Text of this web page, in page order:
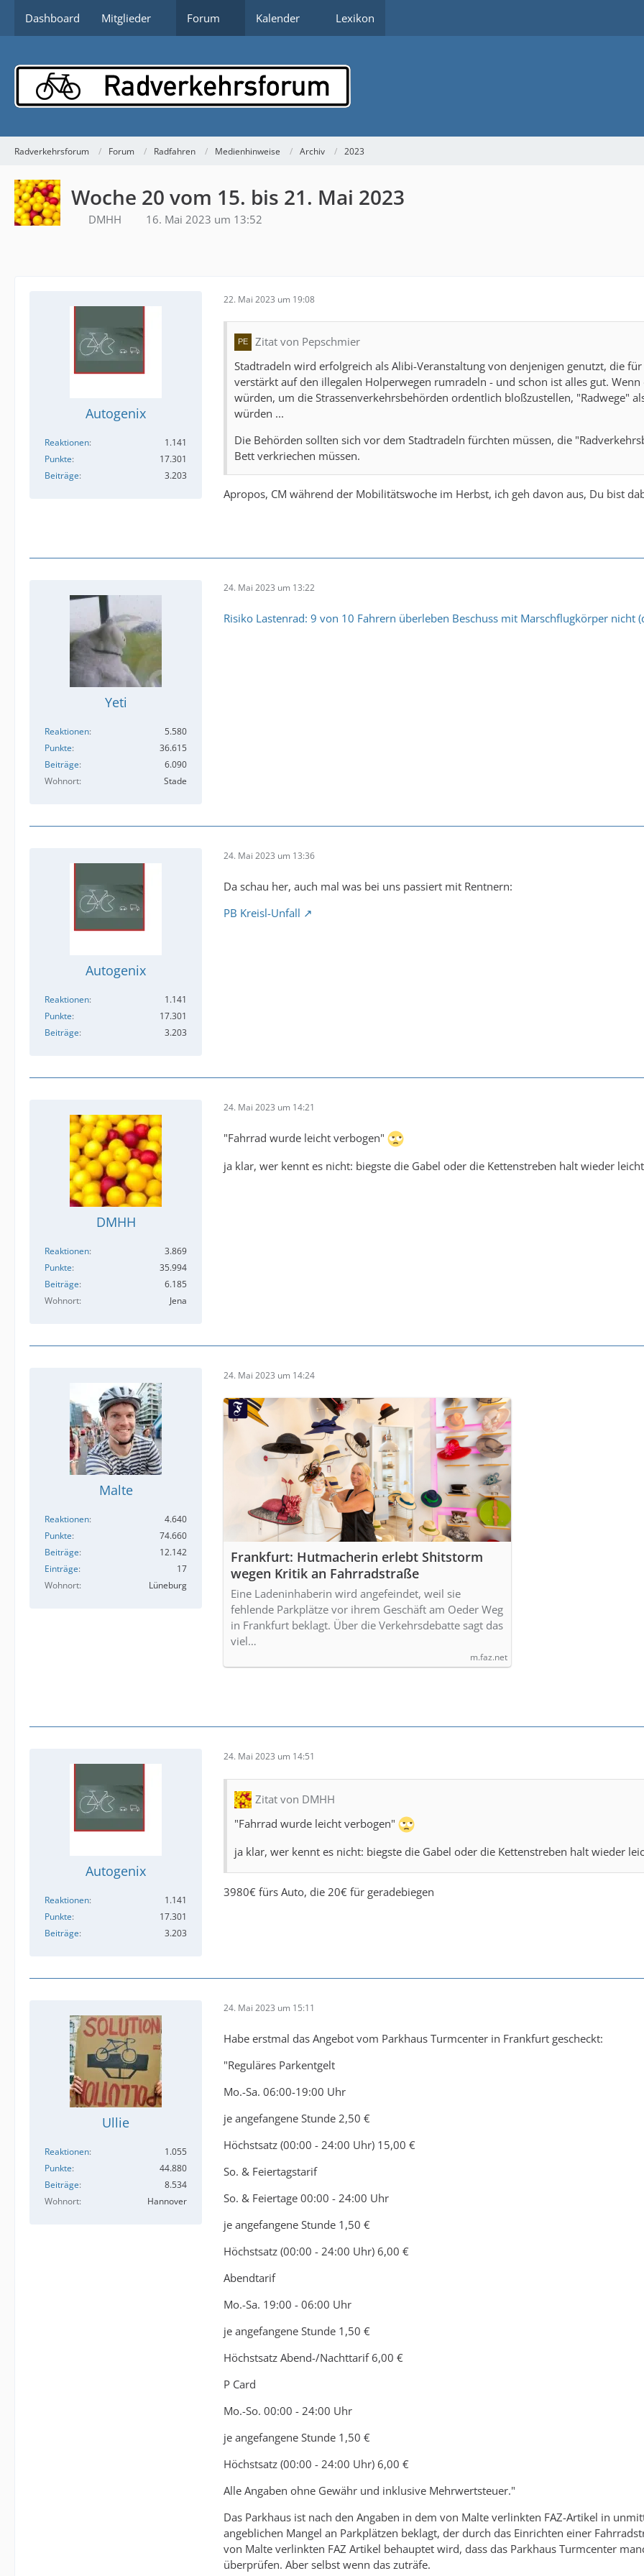
Dashboard Mitglieder Forum Kalender Lexikon
Radverkehrsforum Forum Radfahren Medienhinweise Archiv 2023
Woche 20 vom 15. bis 21. Mai 2023
DMHH 16. Mai 2023 um 13:52
Autogenix
Reaktionen
1.141
Punkte
17.301
Beiträge
3.203
22. Mai 2023 um 19:08
Zitat von Pepschmier
Stadtradeln wird erfolgreich als Alibi-Veranstaltung von denjenigen genutzt, die
verstärkt auf den illegalen Holperwegen rumradeln - und schon ist alles gut.
würden, um die Strassenverkehrsbehörden ordentlich bloßzustellen, "Radwege"
würden ...
Die Behörden sollten sich vor dem Stadtradeln fürchten müssen, die
Bett verkriechen müssen.
Apropos, CM während der Mobilitätswoche im Herbst, ich geh davon aus, Du bist
Yeti
Reaktionen
5.580
Punkte
36.615
Beiträge
6.090
Wohnort
Stade
24. Mai 2023 um 13:22
Risiko Lastenrad: 9 von 10 Fahrern überleben Beschuss mit Marschflugkörper nicht
Autogenix
Reaktionen
1.141
Punkte
17.301
Beiträge
3.203
24. Mai 2023 um 13:36
Da schau her, auch mal was bei uns passiert mit Rentnern:
PB Kreisl-Unfall
DMHH
Reaktionen
3.869
Punkte
35.994
Beiträge
6.185
Wohnort
Jena
24. Mai 2023 um 14:21
"Fahrrad wurde leicht verbogen"
ja klar, wer kennt es nicht: biegste die Gabel oder die Kettenstreben halt wieder
Malte
Reaktionen
4.640
Punkte
74.660
Beiträge
12.142
Einträge
17
Wohnort
Lüneburg
24. Mai 2023 um 14:24
Frankfurt: Hutmacherin erlebt Shitstorm
wegen Kritik an Fahrradstraße
Eine Ladeninhaberin wird angefeindet, weil sie
fehlende Parkplätze vor ihrem Geschäft am Oeder Weg
in Frankfurt beklagt. Über die Verkehrsdebatte sagt das
viel…
m.faz.net
Autogenix
Reaktionen
1.141
Punkte
17.301
Beiträge
3.203
24. Mai 2023 um 14:51
Zitat von DMHH
"Fahrrad wurde leicht verbogen"
ja klar, wer kennt es nicht: biegste die Gabel oder die Kettenstreben halt wieder
3980€ fürs Auto, die 20€ für geradebiegen
Ullie
Reaktionen
1.055
Punkte
44.880
Beiträge
8.534
Wohnort
Hannover
24. Mai 2023 um 15:11
Habe erstmal das Angebot vom Parkhaus Turmcenter in Frankfurt gescheckt:
"Reguläres Parkentgelt
Mo.-Sa. 06:00-19:00 Uhr
je angefangene Stunde 2,50 €
Höchstsatz (00:00 - 24:00 Uhr) 15,00 €
So. & Feiertagstarif
So. & Feiertage 00:00 - 24:00 Uhr
je angefangene Stunde 1,50 €
Höchstsatz (00:00 - 24:00 Uhr) 6,00 €
Abendtarif
Mo.-Sa. 19:00 - 06:00 Uhr
je angefangene Stunde 1,50 €
Höchstsatz Abend-/Nachttarif 6,00 €
P Card
Mo.-So. 00:00 - 24:00 Uhr
je angefangene Stunde 1,50 €
Höchstsatz (00:00 - 24:00 Uhr) 6,00 €
Alle Angaben ohne Gewähr und inklusive Mehrwertsteuer."
Das Parkhaus ist nach den Angaben in dem von Malte verlinkten FAZ-Artikel in
angeblichen Mangel an Parkplätzen beklagt, der durch das Einrichten einer
von Malte verlinkten FAZ Artikel behauptet wird, dass das Parkhaus Turmcenter
überprüfen. Aber selbst wenn das zuträfe.